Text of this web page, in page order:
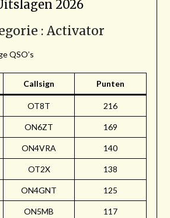
2026
: Activator
QSO’s
Callsign Punten
OT8T 216
ON6ZT 169
ON4VRA 140
OT2X 138
ON4GNT 125
ON5MB 117